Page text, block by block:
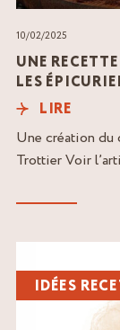
10/02/2025
UNE
LES
Une création du
Trottier Voir
LIRE
l'article
IDÉES